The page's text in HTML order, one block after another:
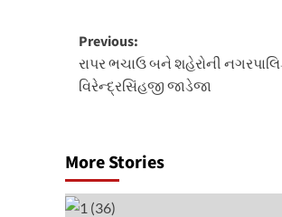
Post
navigation
Previous:
રાપર ભચાઉ બને શહેરોની
વિરેન્દ્રસિંહજી જાડેજા
More Stories